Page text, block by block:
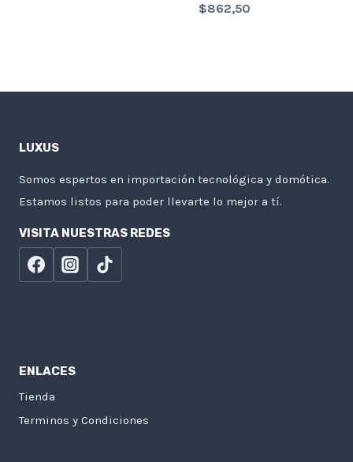
$862,50
LUXUS
Somos espertos en importación tecnológica y domótica.
Estamos listos para poder llevarte lo mejor a tí.
VISITA NUESTRAS REDES
ENLACES
Tienda
Terminos y Condiciones